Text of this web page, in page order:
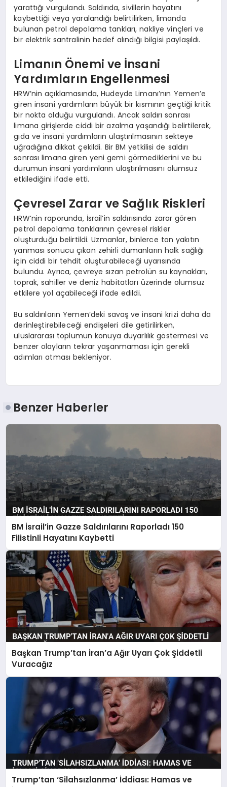
yarattığı vurgulandı. Saldırıda, sivillerin hayatını
kaybettiği veya yaralandığı belirtilirken, limanda
bulunan petrol depolama tankları, nakliye vinçleri ve
bir elektrik santralinin hedef alındığı bilgisi paylaşıldı.
Limanın Önemi ve İnsani
Yardımların Engellenmesi
HRW’nin açıklamasında, Hudeyde Limanı’nın Yemen’e
giren insani yardımların büyük bir kısmının geçtiği kritik
bir nokta olduğu vurgulandı. Ancak saldırı sonrası
limana girişlerde ciddi bir azalma yaşandığı belirtilerek,
gıda ve insani yardımların ulaştırılmasının sekteye
uğradığına dikkat çekildi. Bir BM yetkilisi de saldırı
sonrası limana giren yeni gemi görmediklerini ve bu
durumun insani yardımların ulaştırılmasını olumsuz
etkilediğini ifade etti.
Çevresel Zarar ve Sağlık Riskleri
HRW’nin raporunda, İsrail’in saldırısında zarar gören
petrol depolama tanklarının çevresel riskler
oluşturduğu belirtildi. Uzmanlar, binlerce ton yakıtın
yanması sonucu çıkan zehirli dumanların halk sağlığı
için ciddi bir tehdit oluşturabileceği uyarısında
bulundu. Ayrıca, çevreye sızan petrolün su kaynakları,
toprak, sahiller ve deniz habitatları üzerinde olumsuz
etkilere yol açabileceği ifade edildi.
Bu saldırıların Yemen’deki savaş ve insani krizi daha da
derinleştirebileceği endişeleri dile getirilirken,
uluslararası toplumun konuya duyarlılık göstermesi ve
benzer olayların tekrar yaşanmaması için gerekli
adımları atması bekleniyor.
Benzer Haberler
BM İsrail’in Gazze Saldırılarını Raporladı 150
Filistinli Hayatını Kaybetti
Başkan Trump’tan İran’a Ağır Uyarı Çok Şiddetli
Vuracağız
Trump’tan ‘Silahsızlanma’ İddiası: Hamas ve